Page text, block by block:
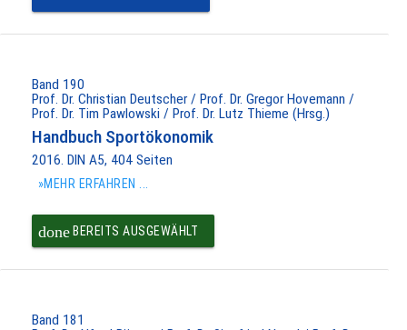
Band 190
Prof. Dr. Christian Deutscher / Prof. Dr. Gregor Hovemann /
Prof. Dr. Tim Pawlowski / Prof. Dr. Lutz Thieme (Hrsg.)
Handbuch Sportökonomik
2016. DIN A5, 404 Seiten
»MEHR ERFAHREN ...
doneBEREITS AUSGEWÄHLT
Band 181